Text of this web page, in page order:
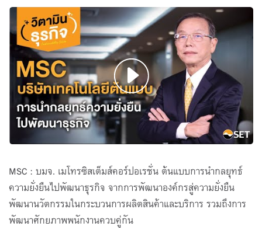
MSC : บมจ. เมโทรซิสเต็มส์คอร์ปอเรชั่น ต้นแบบการนำกลยุทธ์
ความยั่งยืนไปพัฒนาธุรกิจ จากการพัฒนาองค์กรสู่ความยั่งยืน
พัฒนานวัตกรรมในกระบวนการผลิตสินค้าและบริการ รวมถึงการ
พัฒนาศักยภาพพนักงานควบคู่กัน